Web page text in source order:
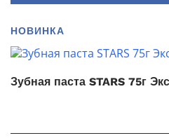
НОВИНКА
Зубная паста STARS 75г